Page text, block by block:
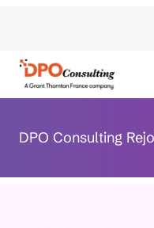
DPO Consulting